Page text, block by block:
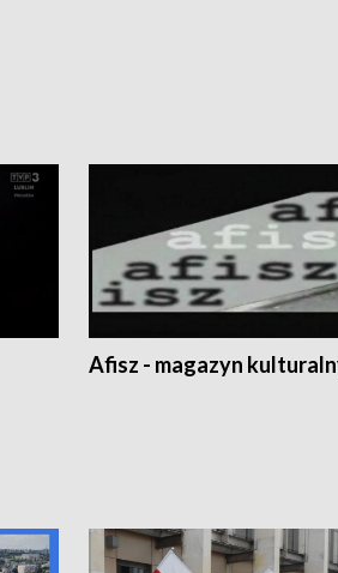
Afisz - magazyn